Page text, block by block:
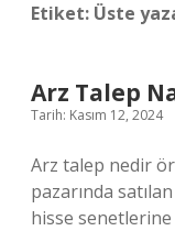
Etiket: Üste
Arz Talep
Tarih: Kasım 12, 2024
Arz talep nedir
pazarında
hisse